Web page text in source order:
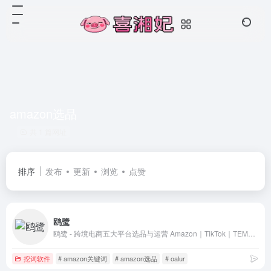
排序 发布 更新 浏览 点赞
鸥鹭
挖词软件 # amazon关键词 # amazon选品 # oalur